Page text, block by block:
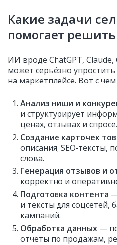
Какие задачи
помогает
ИИ вроде ChatGPT, Claude,
может серьёзно
на маркетплейсе. Вот с
Анализ ниши и
и структурирует
ценах, отзывах и спросе.
Создание карточек
описания, SEO‑тексты,
слова.
Генерация отзывов и
корректно и
Подготовка контента
и тексты для соцсетей,
кампаний.
Обработка данных —
отчёты по продажам,